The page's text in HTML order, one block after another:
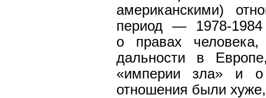
американскими)
период — 1978-1984
о правах
дальности в
«империи зла» и о
отношения были